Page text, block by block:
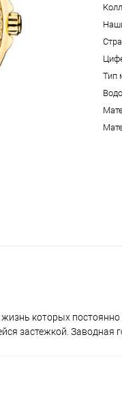
Тип
которых
застежкой. Заводная